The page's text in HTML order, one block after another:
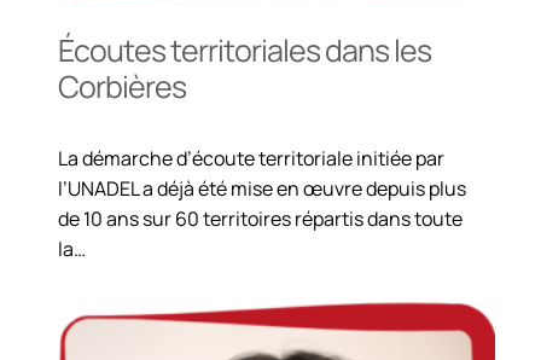
Écoutes territoriales dans les
Corbières
La démarche d’écoute territoriale initiée par
l’UNADEL a déjà été mise en œuvre depuis plus
de 10 ans sur 60 territoires répartis dans toute
la…